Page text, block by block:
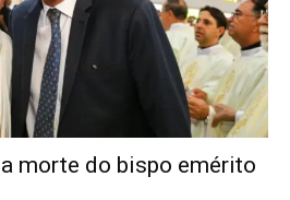
morte do bispo emérito